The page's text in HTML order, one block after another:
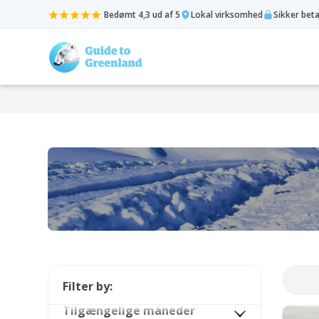
Bedømt 4,3 ud af 5 Lokal virksomhed Sikker
Filter by:
Tilgængelige måneder